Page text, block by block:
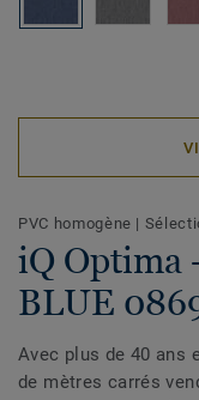
PVC homogène |
iQ Optima
BLUE
Avec plus de 40 ans
de mètres carrés